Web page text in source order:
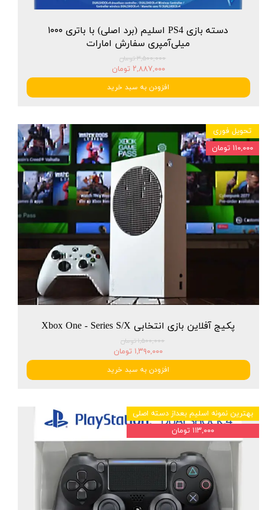
دسته بازی PS4 اسلیم (برد اصلی) با باتری ۱۰۰۰
میلی‌آمپری سفارش امارات
۳,۵۰۰,۰۰۰ تومان
۲,۸۸۷,۰۰۰ تومان
افزودن به سبد خرید
پکیج آفلاین بازی انتخابی Xbox One - Series S/X
۱,۵۰۰,۰۰۰ تومان
۱,۳۹۰,۰۰۰ تومان
افزودن به سبد خرید
تحویل فوری
۱۱۰,۰۰۰ تومان
بهترین نمونه اسلیم بعداز دسته اصلی
۱۱۳,۰۰۰ تومان